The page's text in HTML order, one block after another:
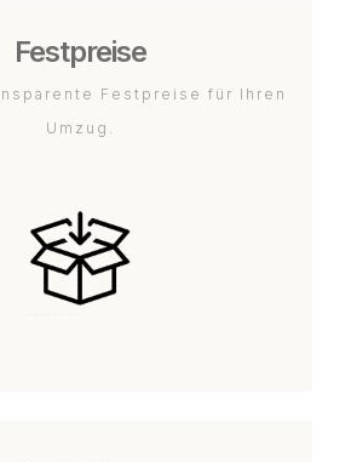
Festpreise
Festpreise für Ihren
Umzug.